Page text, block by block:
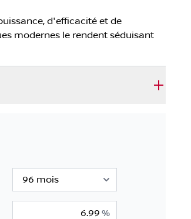
d'efficacité et de
modernes le rendent séduisant
%